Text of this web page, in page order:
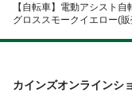
【自転車】電動アシスト
グロススモークイエロー(
カインズオンラインシ